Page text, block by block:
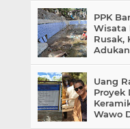
PPK
Wisata
Rusak,
Uang
Proyek
Wawo